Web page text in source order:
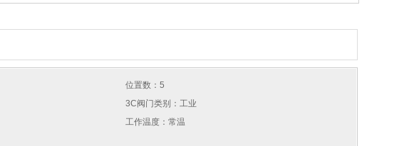
位置数：5
3C阀门类别：工业
工作温度：常温